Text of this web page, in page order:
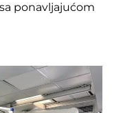
ponavljajućom